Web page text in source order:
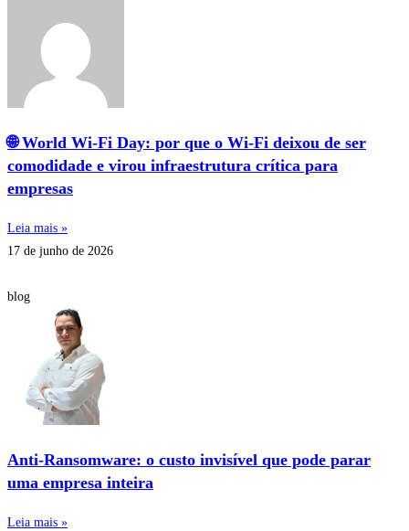
🌐 World Wi‑Fi Day: por que o Wi‑Fi deixou de ser
comodidade e virou infraestrutura crítica para
empresas
Leia mais »
17 de junho de 2026
blog
Anti‑Ransomware: o custo invisível que pode parar
uma empresa inteira
Leia mais »